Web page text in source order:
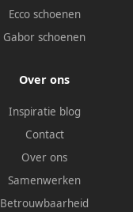
Ecco schoenen
Gabor schoenen
Over ons
Inspiratie blog
Contact
Over ons
Samenwerken
Betrouwbaarheid